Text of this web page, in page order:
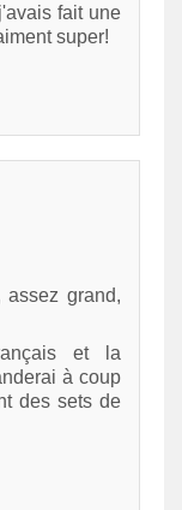
fait une
super!
grand,
et la
à coup
des sets de